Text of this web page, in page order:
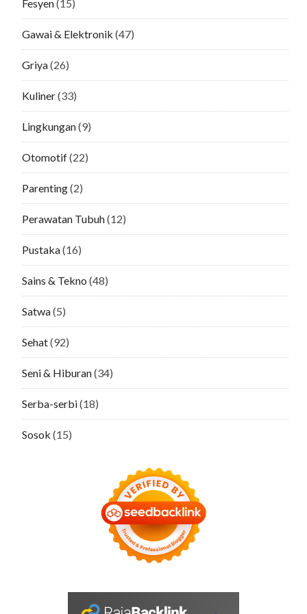
Fesyen(15)
Gawai & Elektronik (47)
Griya(26)
Kuliner(33)
Lingkungan(9)
Otomotif(22)
Parenting(2)
Perawatan Tubuh(12)
Pustaka(16)
Sains & Tekno (48)
Satwa(5)
Sehat(92)
Seni & Hiburan(34)
Serba-serbi(18)
Sosok (15)